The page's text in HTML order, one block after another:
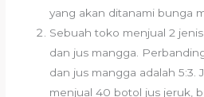
yang akan ditanami bunga
Sebuah toko menjual 2
dan jus mangga.
dan jus mangga adalah 5:3.
menjual 40 botol jus jeruk,